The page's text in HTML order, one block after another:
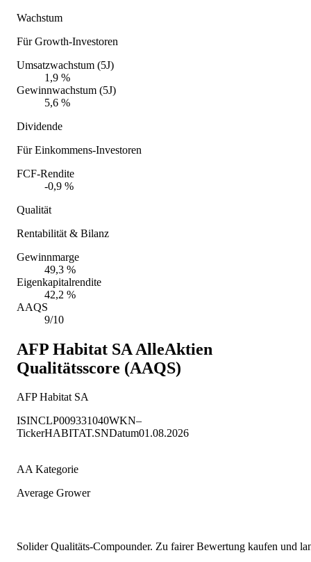
Wachstum
Für Growth-Investoren
Umsatzwachstum (5J)
1,9 %
Gewinnwachstum (5J)
5,6 %
Dividende
Für Einkommens-Investoren
FCF-Rendite
-0,9 %
Qualität
Rentabilität & Bilanz
Gewinnmarge
49,3 %
Eigenkapitalrendite
42,2 %
AAQS
9/10
AFP Habitat SA AlleAktien
Qualitätsscore (AAQS)
AFP Habitat SA
ISINCLP009331040WKN–
TickerHABITAT.SNDatum01.08.2026
AA Kategorie
Average Grower
Solider Qualitäts-Compounder. Zu fairer Bewertung kaufen und